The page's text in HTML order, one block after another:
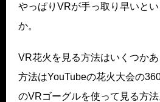
やっぱりVRが手っ取り早いと
か。
VR花火を見る方法はいくつか
方法はYouTubeの花火大会の
のVRゴーグルを使って見る方